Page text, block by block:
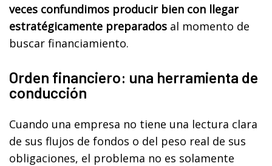
veces confundimos producir bien con llegar
estratégicamente preparados al momento de
buscar financiamiento.
Orden financiero: una herramienta de
conducción
Cuando una empresa no tiene una lectura clara
de sus flujos de fondos o del peso real de sus
obligaciones, el problema no es solamente